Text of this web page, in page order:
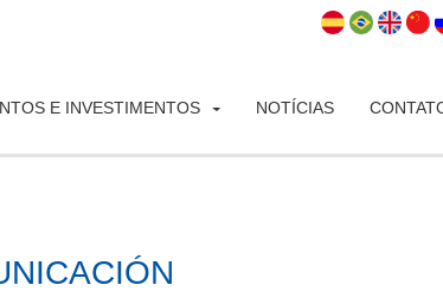
E INVESTIMENTOS NOTÍCIAS